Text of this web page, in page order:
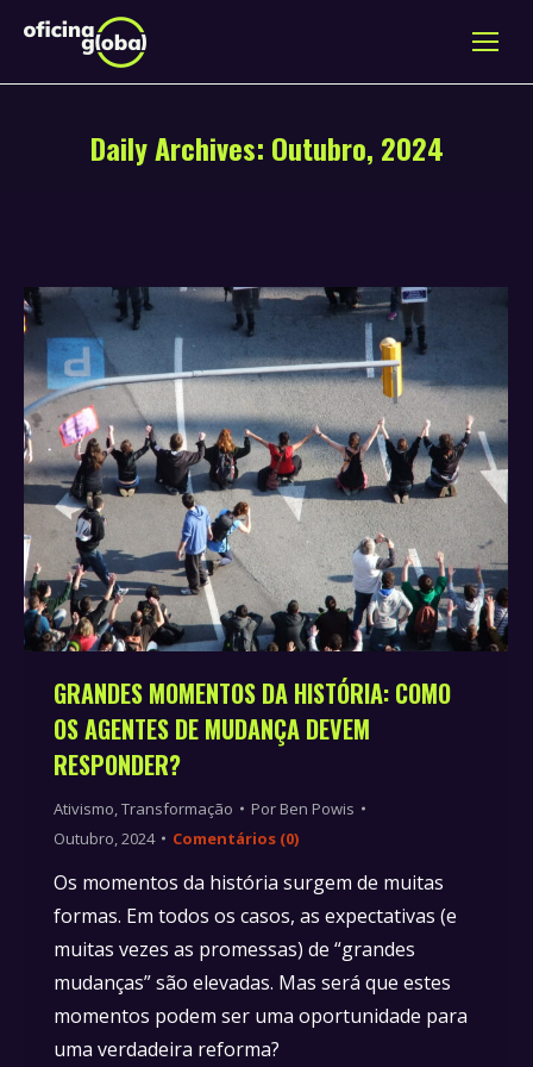
Daily Archives: Outubro, 2024
GRANDES MOMENTOS DA HISTÓRIA: COMO
OS AGENTES DE MUDANÇA DEVEM
RESPONDER?
Ativismo Transformação Por Ben Powis
Outubro, 2024
Comentários (0)
Os momentos da história surgem de muitas
formas. Em todos os casos, as expectativas (e
muitas vezes as promessas) de “grandes
mudanças” são elevadas. Mas será que estes
momentos podem ser uma oportunidade para
uma verdadeira reforma?